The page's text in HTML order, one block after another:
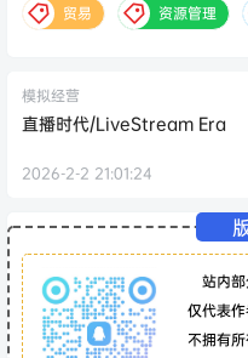
贸易 资源管理
模拟经营
直播时代/LiveStream Era
2026-2-2 21:01:24
站内
仅代表
不拥有